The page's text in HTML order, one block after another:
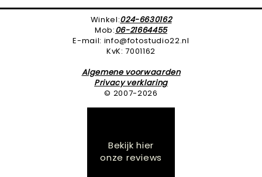
Winkel:024-6630162
Mob:06-21664455
E-mail: info@fotostudio22.nl
KvK: 7001162
Algemene voorwaarden
Privacy verklaring
© 2007-2026
Bekijk hier
onze reviews